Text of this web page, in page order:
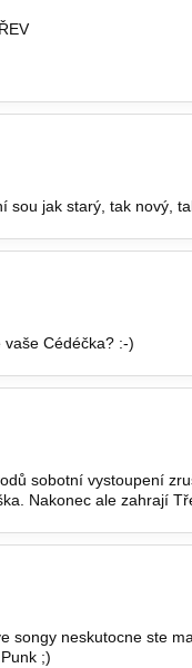
sou jak starý, tak nový,
Cédéčka? :-)
sobotní vystoupení
Nakonec ale zahrají
songy neskutocne ste
;)